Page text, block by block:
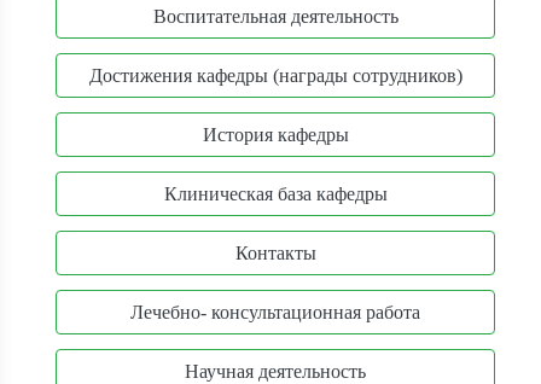
Воспитательная деятельность
Достижения кафедры (награды сотрудников)
История кафедры
Клиническая база кафедры
Контакты
Лечебно- консультационная работа
Научная деятельность